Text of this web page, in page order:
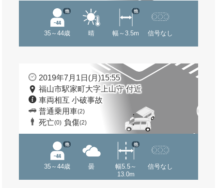
35～44歳
他
晴 幅～3.5m
他
信号なし
2019年7月1日(月)15:55
福山市駅家町大字上山守 付近
車両相互 小破事故
普通乗用車(2)
死亡(0) 負傷(2)
35～44歳
他
曇
幅5.5～
13.0m
他
信号なし